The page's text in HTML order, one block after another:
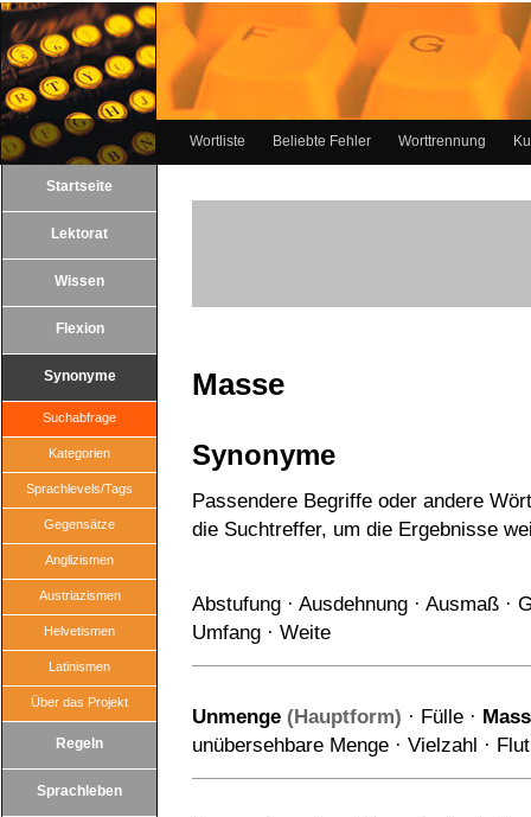
Wortliste Beliebte Fehler Worttrennung
Startseite
Lektorat
Wissen
Flexion
Synonyme
Suchabfrage
Kategorien
Sprachlevels/Tags
Gegensätze
Anglizismen
Austriazismen
Helvetismen
Latinismen
Über das Projekt
Regeln
Sprachleben
Masse
Synonyme
Passendere Begriffe oder andere
die Suchtreffer, um die Ergebnisse
Abstufung · Ausdehnung · Ausmaß ·
Umfang · Weite
Unmenge (Hauptform) · Fülle ·
unübersehbare Menge · Vielzahl · Flut